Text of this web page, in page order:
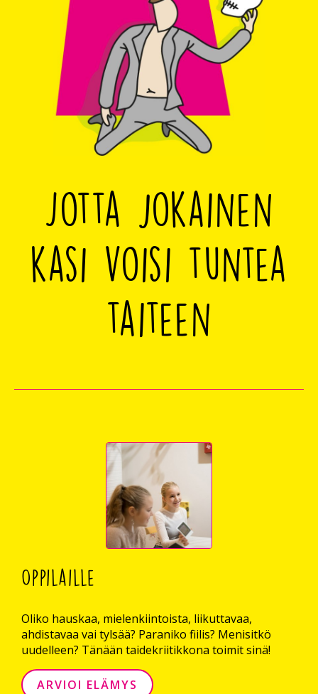
Jotta jokainen
kasi voisi tuntea
taiteen
Oppilaille
Oliko hauskaa, mielenkiintoista, liikuttavaa,
ahdistavaa vai tylsää? Paraniko fiilis? Menisitkö
uudelleen? Tänään taidekriitikkona toimit sinä!
ARVIOI ELÄMYS